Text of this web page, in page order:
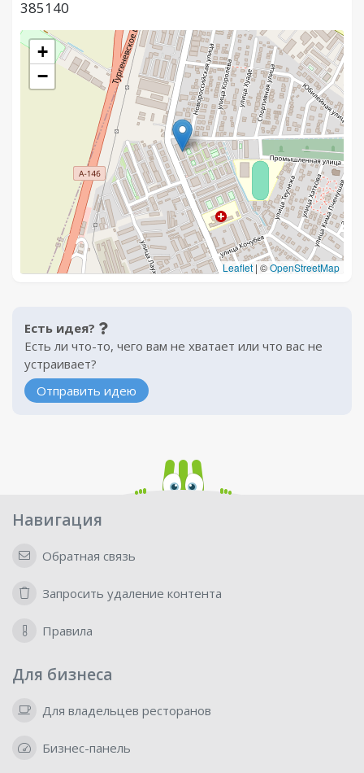
385140
+
−
Leaflet | ©OpenStreetMap
Есть идея?
Есть ли что-то, чего вам не хватает или что вас не
устраивает?
Отправить идею
Навигация
Обратная связь
Запросить удаление контента
Правила
Для бизнеса
Для владельцев ресторанов
Бизнес-панель